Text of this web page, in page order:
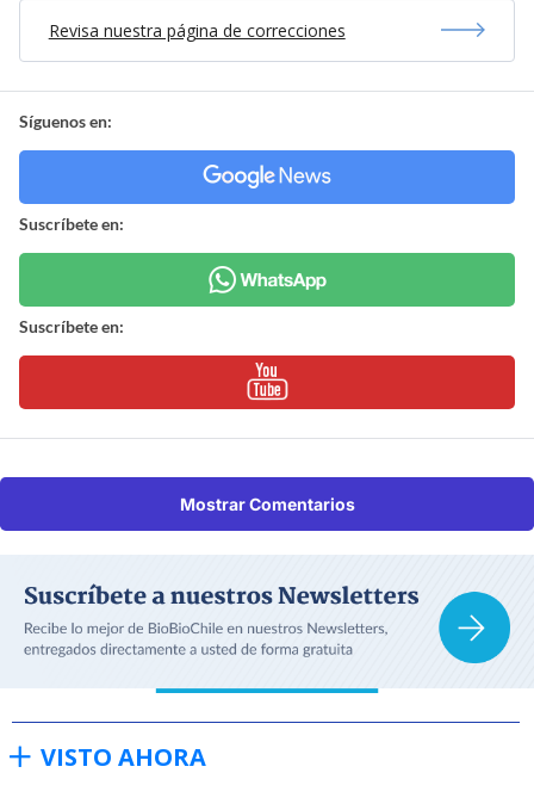
Revisa nuestra página de correcciones
Síguenos en:
Suscríbete en:
Suscríbete en:
Mostrar Comentarios
VISTO AHORA